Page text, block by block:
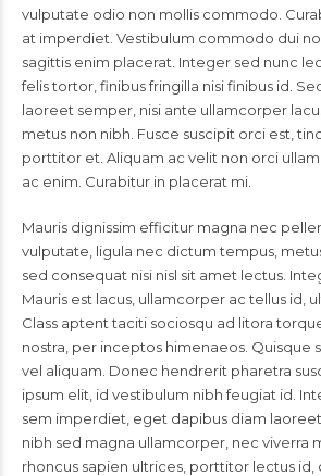
vulputate odio non mollis commodo.
at imperdiet. Vestibulum commodo dui
sagittis enim placerat. Integer sed nunc
felis tortor, finibus fringilla nisi finibus id.
laoreet semper, nisi ante ullamcorper
metus non nibh. Fusce suscipit orci est,
porttitor et. Aliquam ac velit non orci
ac enim. Curabitur in placerat mi.
Mauris dignissim efficitur magna nec
vulputate, ligula nec dictum tempus,
sed consequat nisi nisl sit amet lectus.
Mauris est lacus, ullamcorper ac tellus id,
Class aptent taciti sociosqu ad litora
nostra, per inceptos himenaeos. Quisque
vel aliquam. Donec hendrerit pharetra
ipsum elit, id vestibulum nibh feugiat id.
sem imperdiet, eget dapibus diam
nibh sed magna ullamcorper, nec viverra
rhoncus sapien ultrices, porttitor lectus id,